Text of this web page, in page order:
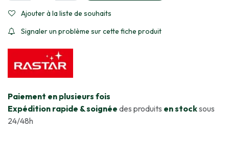
Ajouter à la liste de souhaits
Signaler un problème sur cette fiche produit
​Paiement en plusieurs fois
Expédition rapide & soignée des produits en stocksous
24/48h